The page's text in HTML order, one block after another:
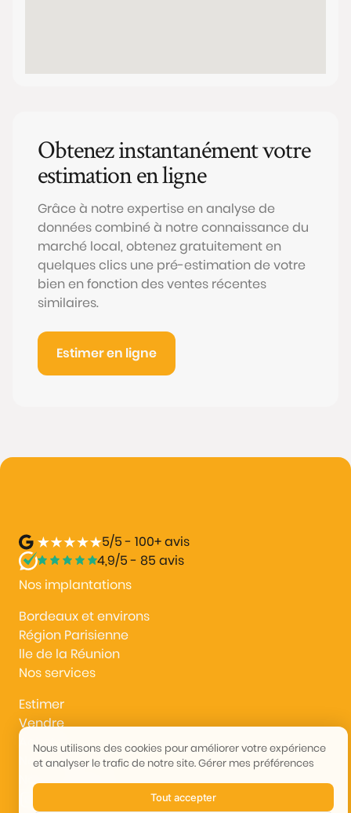
Obtenez instantanément votre
estimation en ligne
Grâce à notre expertise en analyse de
données combiné à notre connaissance du
marché local, obtenez gratuitement en
quelques clics une pré-estimation de votre
bien en fonction des ventes récentes
similaires.
Estimer en ligne
5/5 - 100+ avis
4,9/5 - 85 avis
Nos implantations
Bordeaux et environs
Région Parisienne
lle de la Réunion
Nos services
Estimer
Vendre
Acheter
Nous rejoindre
Nous contacter
Nous utilisons des cookies pour améliorer votre expérience
et analyser le trafic de notre site.Gérer mes préférences
Tout accepter